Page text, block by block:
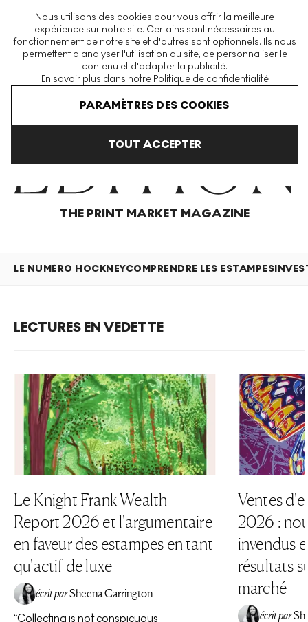
Nous utilisons des cookies pour vous offrir la meilleure
expérience sur notre site. Certains sont nécessaires au
fonctionnement de notre site et d'autres sont optionnels. Ils nous
permettent d'analyser l'utilisation du site, de personnaliser le
contenu et d'adapter la publicité.
En savoir plus dans notre Politique de confidentialité
PARAMÈTRES DES COOKIES
TOUT ACCEPTER
La plus grande plateforme mondiale d'estampes et éditions
modernes et contemporaines
Articles
THE PRINT MARKET MAGAZINE
LE NUMÉRO HOCKNEYCOMPRENDRE LES ESTAMPES
LECTURES EN VEDETTE
Le Knight Frank Wealth
Report 2026 et l'argumentaire
en faveur des estampes en tant
qu'actif de luxe
écrit parSheena Carrington
“Collecting is not conspicuous
Ventes
2026 :
invendus
résultats
marché
écrit par